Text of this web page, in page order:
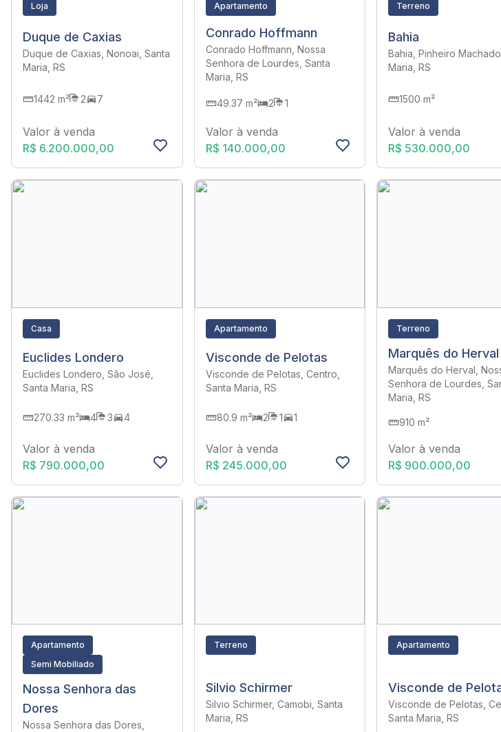
Loja
Duque de Caxias
Duque de Caxias, Nonoai, Santa
Maria, RS
1442 m² 2 7
Valor à venda
R$ 6.200.000,00
Apartamento
Conrado Hoffmann
Conrado Hoffmann, Nossa
Senhora de Lourdes, Santa
Maria, RS
49.37 m² 2 1
Valor à venda
R$ 140.000,00
Terreno
Bahia
Bahia, Pinheiro
Maria, RS
1500 m²
Valor à venda
R$ 530.000,00
Casa
Euclides Londero
Euclides Londero, São José,
Santa Maria, RS
270.33 m² 4 3 4
Valor à venda
R$ 790.000,00
Apartamento
Visconde de Pelotas
Visconde de Pelotas, Centro,
Santa Maria, RS
80.9 m² 2 1 1
Valor à venda
R$ 245.000,00
Terreno
Marquês do Herval
Marquês do Herval,
Senhora de Lourdes,
Maria, RS
910 m²
Valor à venda
R$ 900.000,00
Apartamento
Semi Mobiliado
Nossa Senhora das
Dores
Nossa Senhora das Dores,
Terreno
Silvio Schirmer
Silvio Schirmer, Camobi, Santa
Maria, RS
Apartamento
Visconde de
Visconde de Pelotas,
Santa Maria, RS